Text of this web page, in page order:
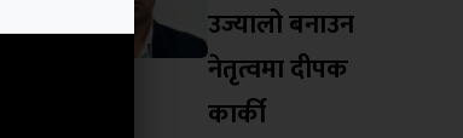
उज्यालो बनाउन
नेतृत्वमा दीपक
कार्की